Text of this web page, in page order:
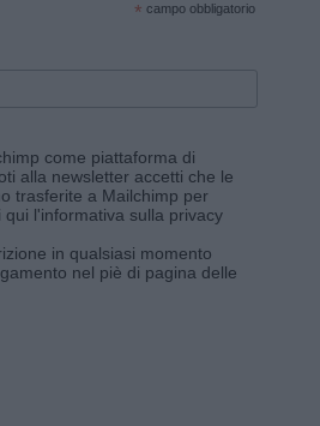
* campo obbligatorio
come piattaforma di
alla newsletter accetti che le
trasferite a Mailchimp per
qui l'informativa sulla privacy
in qualsiasi momento
nel piè di pagina delle